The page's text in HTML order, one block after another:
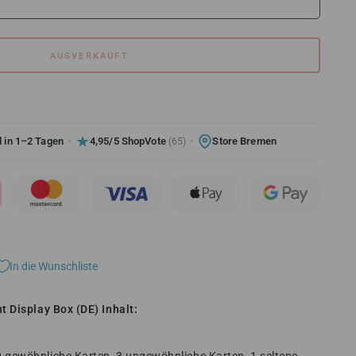
AUSVERKAUFT
in 1–2 Tagen 4,95/5 ShopVote (65) Store Bremen
In die Wunschliste
Display Box (DE) Inhalt: